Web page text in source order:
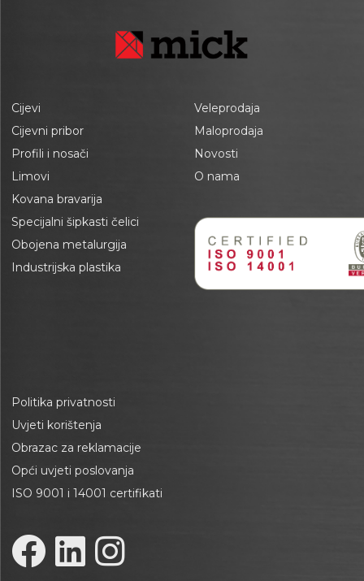
Cijevi
Cijevni pribor
Profili i nosači
Limovi
Kovana bravarija
Specijalni šipkasti čelici
Obojena metalurgija
Industrijska plastika
Veleprodaja
Maloprodaja
Novosti
O nama
Politika privatnosti
Uvjeti korištenja
Obrazac za reklamacije
Opći uvjeti poslovanja
ISO 9001 i 14001 certifikati